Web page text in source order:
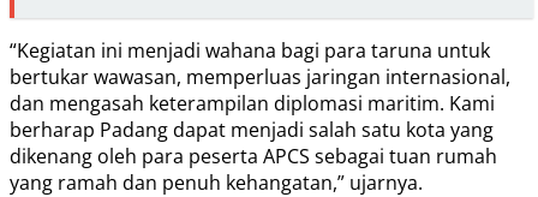
“Kegiatan ini menjadi wahana bagi para taruna untuk
bertukar wawasan, memperluas jaringan internasional,
dan mengasah keterampilan diplomasi maritim. Kami
berharap Padang dapat menjadi salah satu kota yang
dikenang oleh para peserta APCS sebagai tuan rumah
yang ramah dan penuh kehangatan,” ujarnya.